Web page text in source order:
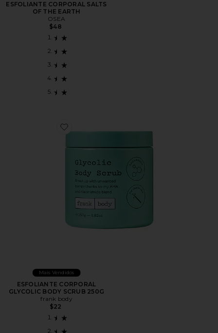
ESFOLIANTE CORPORAL SALTS
OF THE EARTH
OSEA
$48
Favorite ESFOLIANTE CORPORAL GLYCOLIC BODY
Mais Vendidos
ESFOLIANTE CORPORAL
GLYCOLIC BODY SCRUB 250G
frank body
$22